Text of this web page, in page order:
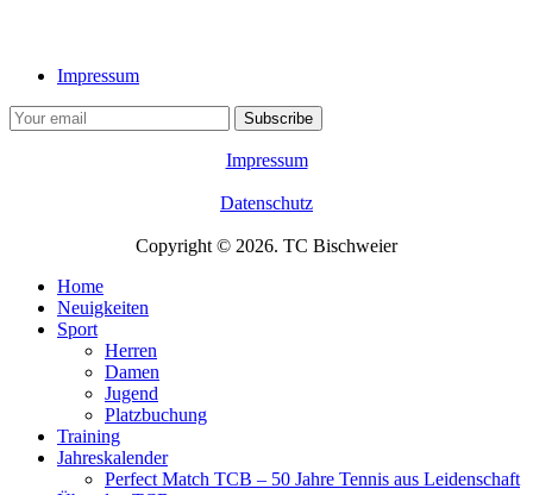
Impressum
Impressum
Datenschutz
Copyright © 2026. TC Bischweier
Home
Neuigkeiten
Sport
Herren
Damen
Jugend
Platzbuchung
Training
Jahreskalender
Perfect Match TCB – 50 Jahre Tennis aus Leidenschaft